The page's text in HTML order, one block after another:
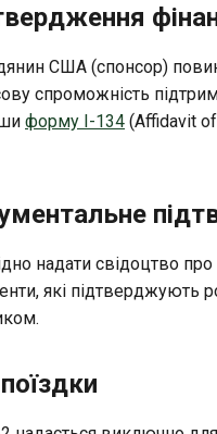
США (спонсор)
спроможність
форму I-134 (Affidavit
надати свідоцтво
які підтверджують